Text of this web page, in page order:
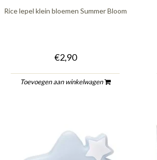
Rice lepel klein bloemen Summer Bloom
€2,90
Toevoegen aan winkelwagen